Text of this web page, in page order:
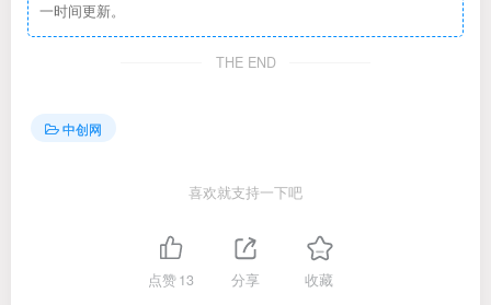
一时间更新。
THE END
中创网
喜欢就支持一下吧
点赞13 分享 收藏